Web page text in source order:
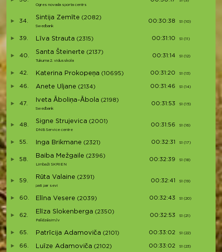
Ogres novada sporta centrs
34.
Sintija Zemīte (2082)
Swedbank
00:30:38 S1 (10)
39. Līva Strauta (2315) 00:31:10 S1 (11)
40.
Santa Šteinerte (2137)
Tukuma 2. vidusskola
00:31:14 S1 (12)
42. Katerina Prokopeņa (10695) 00:31:20 S1 (13)
46. Anete Uljane (2134) 00:31:46 S1 (14)
47.
Iveta Āboliņa-Ābola (2198)
Swedbank
00:31:53 S1 (15)
48.
Signe Strujevica (2001)
DNB Service centre
00:31:56 S1 (16)
55. Inga Brikmane (2321) 00:32:31 S1 (17)
58.
Baiba Mežgaile (2396)
Limbaži SKRIEN
00:32:39 S1 (18)
59.
Rūta Valaine (2391)
pati par sevi
00:32:41 S1 (19)
60. Elīna Vesere (2039) 00:32:43 S1 (20)
62.
Elīza Slokenberga (2350)
Palīdzēsim.lv
00:32:53 S1 (21) S21
65. Patrīcija Adamoviča (2101) 00:33:02 S1 (22)
66. Luīze Adamoviča (2102) 00:33:02 S1 (23)